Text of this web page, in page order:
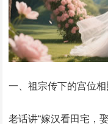
一、祖宗传下的宫位
老话讲“嫁汉看田宅，